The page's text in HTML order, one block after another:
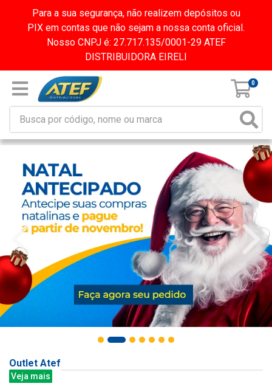
Para a sua segurança, não realizem depósitos ou
PIX em contas que não sejam a nossa conta oficial.
Nosso CNPJ é: 27.717.135/0001-29 ATEF
DISTRIBUIDORA EIRELI
0
Outlet Atef
Veja mais